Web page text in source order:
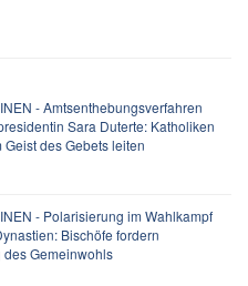
- Amtsenthebungsverfahren
Sara Duterte: Katholiken
des Gebets leiten
- Polarisierung im Wahlkampf
Bischöfe fordern
Gemeinwohls